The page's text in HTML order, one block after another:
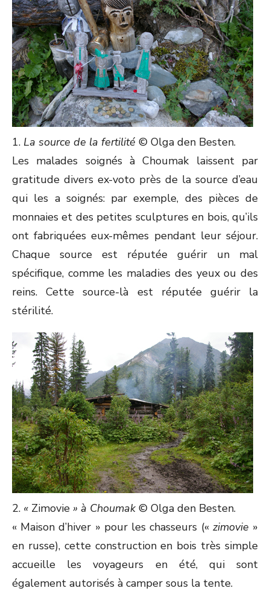
1. La source de la fertilité © Olga den Besten.
Les malades soignés à Choumak laissent par
gratitude divers ex-voto près de la source d’eau
qui les a soignés: par exemple, des pièces de
monnaies et des petites sculptures en bois, qu’ils
ont fabriquées eux-mêmes pendant leur séjour.
Chaque source est réputée guérir un mal
spécifique, comme les maladies des yeux ou des
reins. Cette source-là est réputée guérir la
stérilité.
2. « Zimovie » à Choumak © Olga den Besten.
« Maison d’hiver » pour les chasseurs (« zimovie »
en russe), cette construction en bois très simple
accueille les voyageurs en été, qui sont
également autorisés à camper sous la tente.